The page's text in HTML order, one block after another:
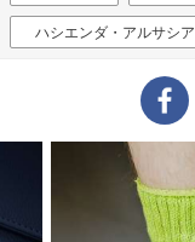
ハシエンダ・アルサシア